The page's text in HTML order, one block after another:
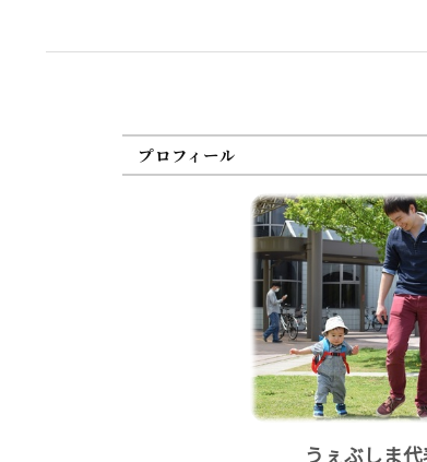
プロフィール
うぇぶしま